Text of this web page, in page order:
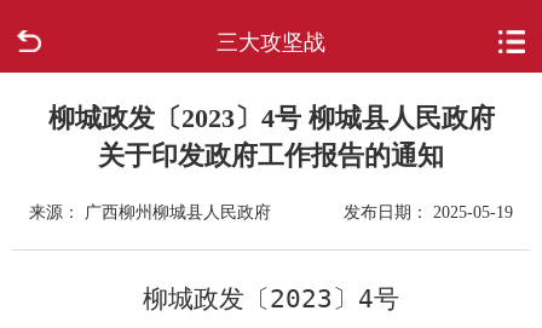
三大攻坚战
走进柳城
政府信息公开
柳城政发〔2023〕4号 柳城县人民政府
关于印发政府工作报告的通知
来源： 广西柳州柳城县人民政府 发布日期： 2025-05-19
柳城政发〔2023 〕 4号